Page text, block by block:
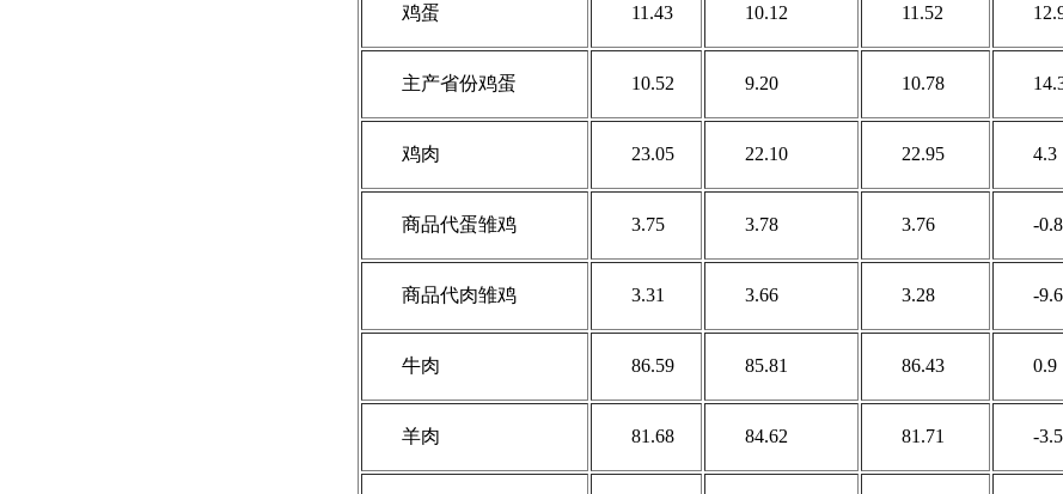
鸡蛋 11.43 10.12 11.52
主产省份鸡蛋 10.52 9.20 10.78
鸡肉 23.05 22.10 22.95 4.3
商品代蛋雏鸡 3.75 3.78 3.76 -0.8
商品代肉雏鸡 3.31 3.66 3.28 -9.6
牛肉 86.59 85.81 86.43 0.9
羊肉 81.68 84.62 81.71 -3.5